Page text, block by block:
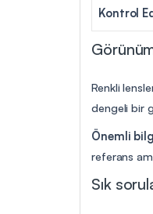
Kontrol
Renkli
dengeli bir
Önemli
referans
Sık